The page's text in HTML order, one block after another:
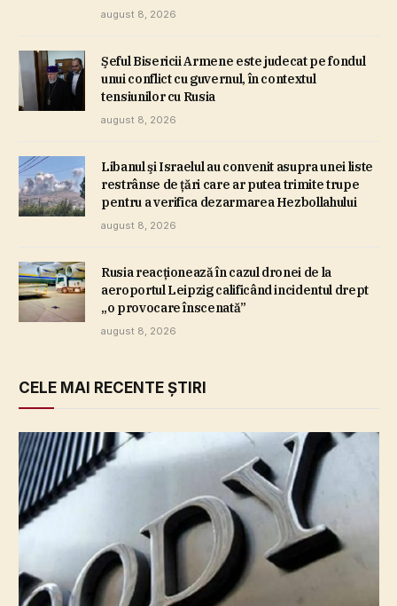
august 8, 2026
Şeful Bisericii Armene este judecat pe fondul
unui conflict cu guvernul, în contextul
tensiunilor cu Rusia
august 8, 2026
Libanul şi Israelul au convenit asupra unei liste
restrânse de ţări care ar putea trimite trupe
pentru a verifica dezarmarea Hezbollahului
august 8, 2026
Rusia reacţionează în cazul dronei de la
aeroportul Leipzig calificând incidentul drept
„o provocare înscenată”
august 8, 2026
CELE MAI RECENTE ȘTIRI